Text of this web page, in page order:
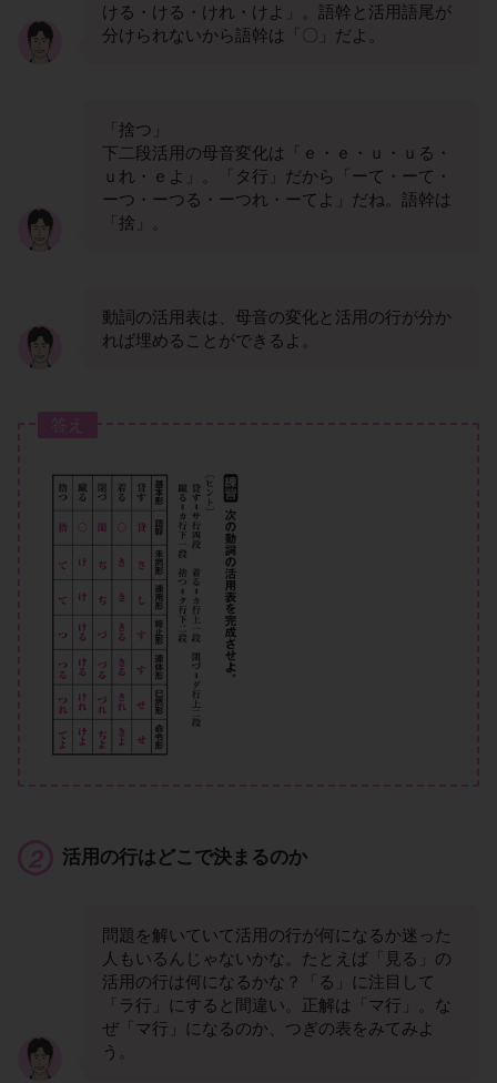
ける・ける・けれ・けよ」。語幹と活用語尾が
分けられないから語幹は「〇」だよ。
「捨つ」
下二段活用の母音変化は「ｅ・ｅ・ｕ・ｕる・
ｕれ・ｅよ」。「タ行」だから「ーて・ーて・
ーつ・ーつる・ーつれ・ーてよ」だね。語幹は
「捨」。
動詞の活用表は、母音の変化と活用の行が分か
れば埋めることができるよ。
答え
活用の行はどこで決まるのか
問題を解いていて活用の行が何になるか迷った
人もいるんじゃないかな。たとえば「見る」の
活用の行は何になるかな？「る」に注目して
「ラ行」にすると間違い。正解は「マ行」。な
ぜ「マ行」になるのか、つぎの表をみてみよ
う。